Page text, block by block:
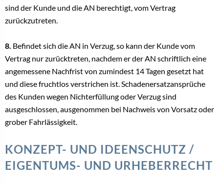
sind der Kunde und die AN berechtigt, vom Vertrag
zurückzutreten.
8. Befindet sich die AN in Verzug, so kann der Kunde vom
Vertrag nur zurücktreten, nachdem er der AN schriftlich eine
angemessene Nachfrist von zumindest 14 Tagen gesetzt hat
und diese fruchtlos verstrichen ist. Schadenersatzansprüche
des Kunden wegen Nichterfüllung oder Verzug sind
ausgeschlossen, ausgenommen bei Nachweis von Vorsatz oder
grober Fahrlässigkeit.
KONZEPT- UND IDEENSCHUTZ /
EIGENTUMS- UND URHEBERRECHT